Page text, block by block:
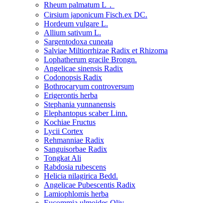
Rheum palmatum L．
Cirsium japonicum Fisch.ex DC.
Hordeum vulgare L.
Allium sativum L.
Sargentodoxa cuneata
Salviae Miltiorrhizae Radix et Rhizoma
Lophatherum gracile Brongn.
Angelicae sinensis Radix
Codonopsis Radix
Bothrocaryum controversum
Erigerontis herba
Stephania yunnanensis
Elephantopus scaber Linn.
Kochiae Fructus
Lycii Cortex
Rehmanniae Radix
Sanguisorbae Radix
Tongkat Ali
Rabdosia rubescens
Helicia nilagirica Bedd.
Angelicae Pubescentis Radix
Lamiophlomis herba